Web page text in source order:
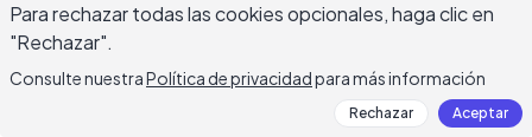
proviene de la práctica deliberada, no solo del
volumen. Esta guía cubre ocho métodos
específicos que desarrollan tus habilidades de
escritura en inglés sistemáticamente, ya seas un
Para rechazar todas las cookies opcionales, haga clic en
"Rechazar".
Consulte nuestraPolítica de privacidadpara más información
Rechazar Aceptar